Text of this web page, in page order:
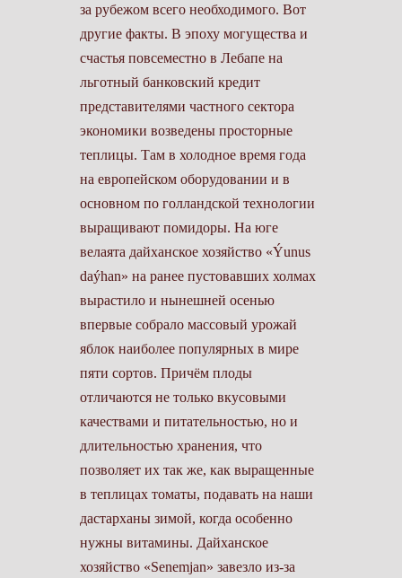
за рубежом всего необходимого. Вот
другие факты. В эпоху могущества и
счастья повсеместно в Лебапе на
льготный банковский кредит
представителями частного сектора
экономики возведены просторные
теплицы. Там в холодное время года
на европейском оборудовании и в
основном по голландской технологии
выращивают помидоры. На юге
велаята дайханское хозяйство «Ýunus
daýhan» на ранее пустовавших холмах
вырастило и нынешней осенью
впервые собрало массовый урожай
яблок наиболее популярных в мире
пяти сортов. Причём плоды
отличаются не только вкусовыми
качествами и питательностью, но и
длительностью хранения, что
позволяет их так же, как выращенные
в теплицах томаты, подавать на наши
дастарханы зимой, когда особенно
нужны витамины. Дайханское
хозяйство «Senemjan» завезло из-за